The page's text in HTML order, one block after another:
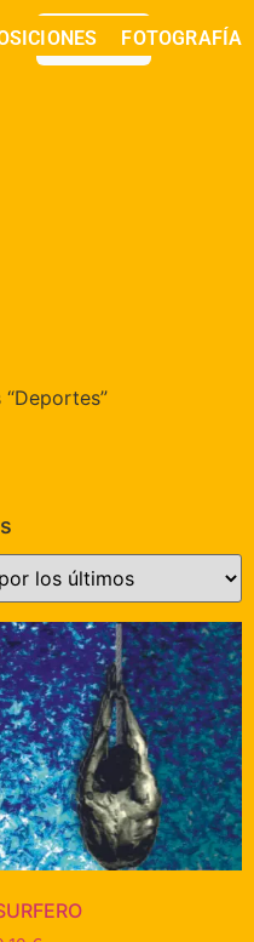
FOTOGRAFÍA
0,00